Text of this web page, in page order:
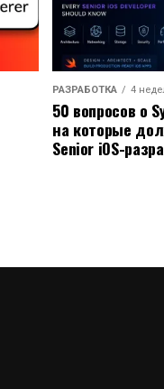
РАЗРАБОТКА 4
50 вопросов о
на которые
Senior iOS-